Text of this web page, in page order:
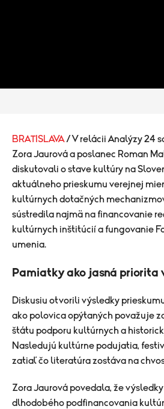
BRATISLAVA / V relácii Analýzy 24
Zora Jaurová a poslanec Roman
diskutovali o stave kultúry na
aktuálneho prieskumu verejnej
kultúrnych dotačných
sústredila najmä na financovanie
kultúrnych inštitúcií a fungovanie
umenia.
Pamiatky ako jasná priorita
Diskusiu otvorili výsledky
ako polovica opýtaných považuje
štátu podporu kultúrnych a
Nasledujú kultúrne podujatia,
zatiaľ čo literatúra zostáva na
Zora Jaurová povedala, že
dlhodobého podfinancovania